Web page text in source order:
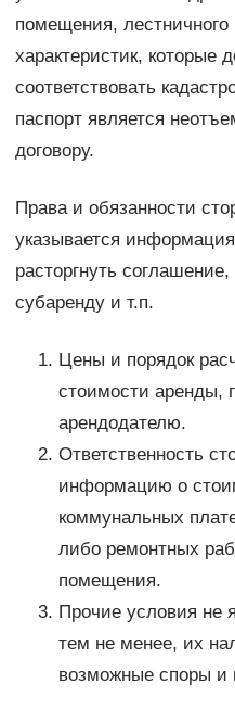
помещения,
характеристик, которые
соответствовать
паспорт является
договору.
Права и обязанности
указывается
расторгнуть
субаренду и т.п.
Цены и порядок
стоимости аренды,
арендодателю.
Ответственность
информацию о
коммунальных
либо ремонтных
помещения.
Прочие условия не
тем не менее, их
возможные споры и